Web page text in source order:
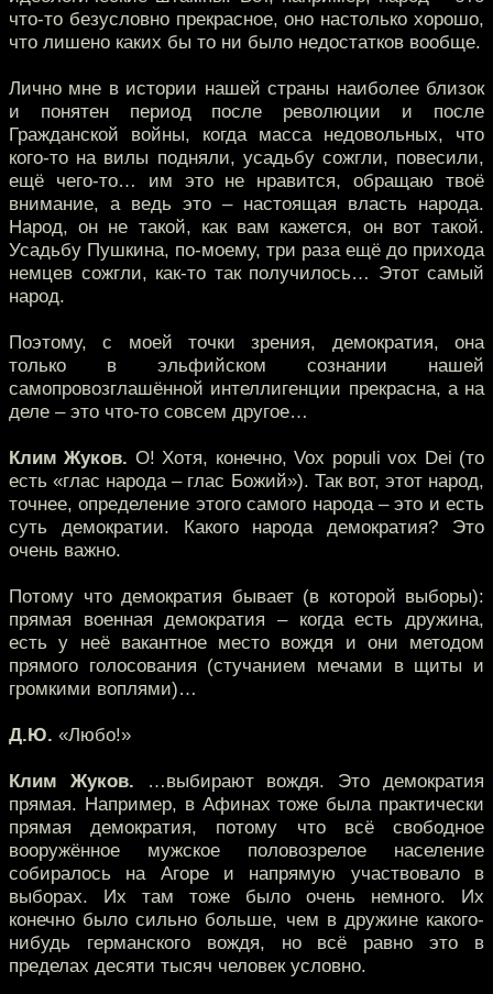
что-то безусловно прекрасное, оно настолько хорошо,
что лишено каких бы то ни было недостатков вообще.
Лично мне в истории нашей страны наиболее близок
и понятен период после революции и после
Гражданской войны, когда масса недовольных, что
кого-то на вилы подняли, усадьбу сожгли, повесили,
ещё чего-то… им это не нравится, обращаю твоё
внимание, а ведь это – настоящая власть народа.
Народ, он не такой, как вам кажется, он вот такой.
Усадьбу Пушкина, по-моему, три раза ещё до прихода
немцев сожгли, как-то так получилось… Этот самый
народ.
Поэтому, с моей точки зрения, демократия, она
только в эльфийском сознании нашей
самопровозглашённой интеллигенции прекрасна, а на
деле – это что-то совсем другое…
Клим Жуков. О! Хотя, конечно, Vox populi vox Dei (то
есть «глас народа – глас Божий»). Так вот, этот народ,
точнее, определение этого самого народа – это и есть
суть демократии. Какого народа демократия? Это
очень важно.
Потому что демократия бывает (в которой выборы):
прямая военная демократия – когда есть дружина,
есть у неё вакантное место вождя и они методом
прямого голосования (стучанием мечами в щиты и
громкими воплями)…
Д.Ю. «Любо!»
Клим Жуков. …выбирают вождя. Это демократия
прямая. Например, в Афинах тоже была практически
прямая демократия, потому что всё свободное
вооружённое мужское половозрелое население
собиралось на Агоре и напрямую участвовало в
выборах. Их там тоже было очень немного. Их
конечно было сильно больше, чем в дружине какого-
нибудь германского вождя, но всё равно это в
пределах десяти тысяч человек условно.